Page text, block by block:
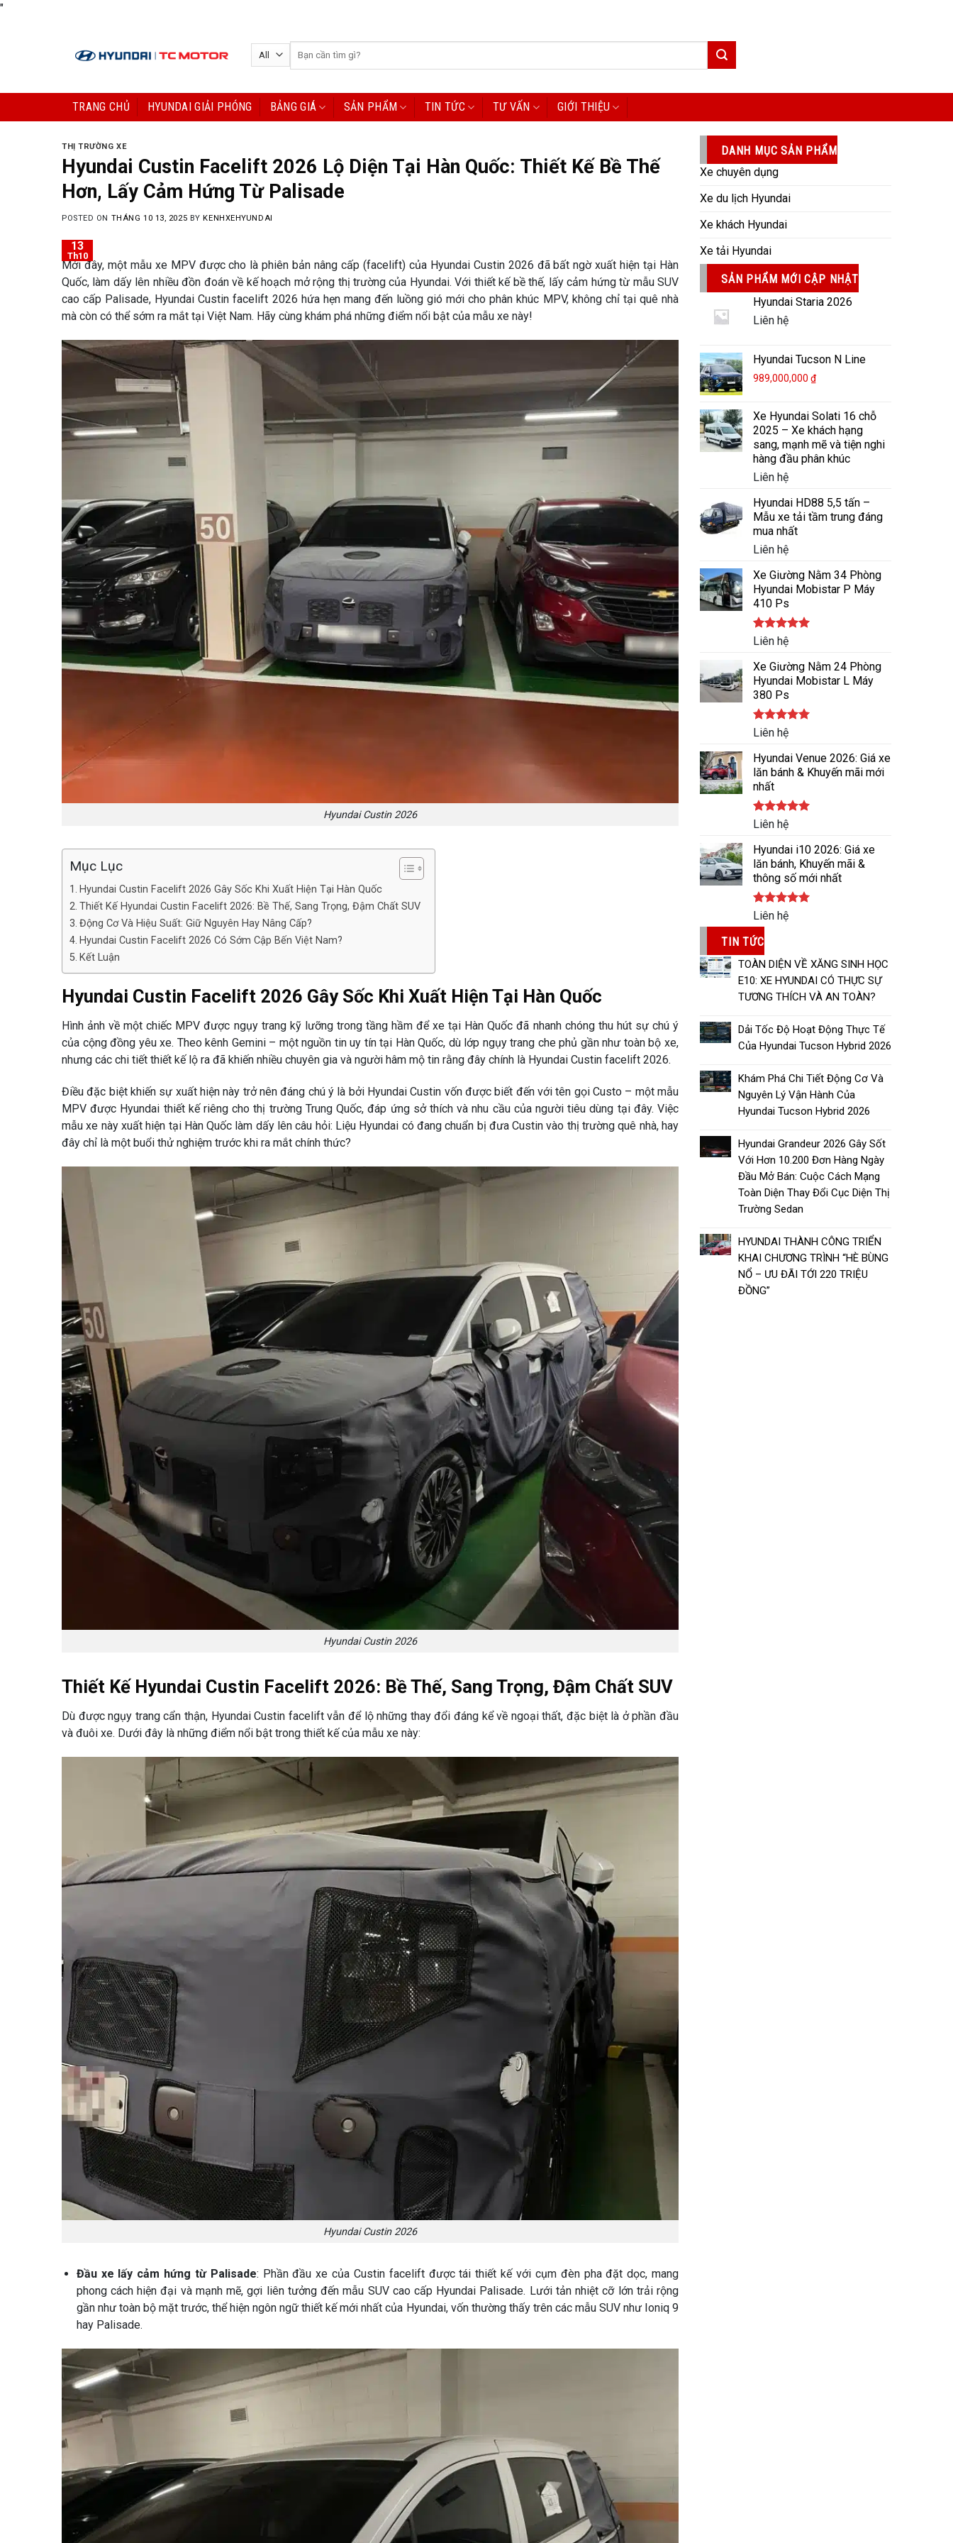
"Skip
Tìm
kiếm:
TRANG CHỦ HYUNDAI GIẢI PHÓNG BẢNG GIÁ SẢN PHẨM TIN TỨC TƯ VẤN GIỚI THIỆU
THỊ TRƯỜNG XE
Hyundai Custin Facelift 2026 Lộ Diện Tại Hàn Quốc: Thiết Kế Bề Thế
Hơn, Lấy Cảm Hứng Từ Palisade
POSTED ON THÁNG 10 13, 2025 BY KENHXEHYUNDAI
13
Th10
Mới đây, một mẫu xe MPV được cho là phiên bản nâng cấp (facelift) của Hyundai Custin 2026 đã bất ngờ xuất hiện tại Hàn
Quốc, làm dấy lên nhiều đồn đoán về kế hoạch mở rộng thị trường của Hyundai. Với thiết kế bề thế, lấy cảm hứng từ mẫu SUV
cao cấp Palisade, Hyundai Custin facelift 2026 hứa hẹn mang đến luồng gió mới cho phân khúc MPV, không chỉ tại quê nhà
mà còn có thể sớm ra mắt tại Việt Nam. Hãy cùng khám phá những điểm nổi bật của mẫu xe này!
Hyundai Custin 2026
Mục Lục
Hyundai Custin Facelift 2026 Gây Sốc Khi Xuất Hiện Tại Hàn Quốc
Thiết Kế Hyundai Custin Facelift 2026: Bề Thế, Sang Trọng, Đậm Chất SUV
Động Cơ Và Hiệu Suất: Giữ Nguyên Hay Nâng Cấp?
Hyundai Custin Facelift 2026 Có Sớm Cập Bến Việt Nam?
Kết Luận
Hyundai Custin Facelift 2026 Gây Sốc Khi Xuất Hiện Tại Hàn Quốc
Hình ảnh về một chiếc MPV được ngụy trang kỹ lưỡng trong tầng hầm để xe tại Hàn Quốc đã nhanh chóng thu hút sự chú ý
của cộng đồng yêu xe. Theo kênh Gemini – một nguồn tin uy tín tại Hàn Quốc, dù lớp ngụy trang che phủ gần như toàn bộ xe,
nhưng các chi tiết thiết kế lộ ra đã khiến nhiều chuyên gia và người hâm mộ tin rằng đây chính là Hyundai Custin facelift 2026.
Điều đặc biệt khiến sự xuất hiện này trở nên đáng chú ý là bởi Hyundai Custin vốn được biết đến với tên gọi Custo – một mẫu
MPV được Hyundai thiết kế riêng cho thị trường Trung Quốc, đáp ứng sở thích và nhu cầu của người tiêu dùng tại đây. Việc
mẫu xe này xuất hiện tại Hàn Quốc làm dấy lên câu hỏi: Liệu Hyundai có đang chuẩn bị đưa Custin vào thị trường quê nhà, hay
đây chỉ là một buổi thử nghiệm trước khi ra mắt chính thức?
Hyundai Custin 2026
Thiết Kế Hyundai Custin Facelift 2026: Bề Thế, Sang Trọng, Đậm Chất SUV
Dù được ngụy trang cẩn thận, Hyundai Custin facelift vẫn để lộ những thay đổi đáng kể về ngoại thất, đặc biệt là ở phần đầu
và đuôi xe. Dưới đây là những điểm nổi bật trong thiết kế của mẫu xe này:
Hyundai Custin 2026
Đầu xe lấy cảm hứng từ Palisade: Phần đầu xe của Custin facelift được tái thiết kế với cụm đèn pha đặt dọc, mang
phong cách hiện đại và mạnh mẽ, gợi liên tưởng đến mẫu SUV cao cấp Hyundai Palisade. Lưới tản nhiệt cỡ lớn trải rộng
gần như toàn bộ mặt trước, thể hiện ngôn ngữ thiết kế mới nhất của Hyundai, vốn thường thấy trên các mẫu SUV như Ioniq 9
hay Palisade.
DANH MỤC SẢN PHẨM
Xe chuyên dụng
Xe du lịch Hyundai
Xe khách Hyundai
Xe tải Hyundai
SẢN PHẨM MỚI CẬP NHẬT
Hyundai Staria 2026
Liên hệ
Hyundai Tucson N Line
989,000,000 ₫
Xe Hyundai Solati 16 chỗ
2025 – Xe khách hạng
sang, mạnh mẽ và tiện nghi
hàng đầu phân khúc
Liên hệ
Hyundai HD88 5,5 tấn –
Mẫu xe tải tầm trung đáng
mua nhất
Liên hệ
Xe Giường Nằm 34 Phòng
Hyundai Mobistar P Máy
410 Ps
Được xếp
5.00
5 sao
Liên hệ
Xe Giường Nằm 24 Phòng
Hyundai Mobistar L Máy
380 Ps
Được xếp
5.00
5 sao
Liên hệ
Hyundai Venue 2026: Giá xe
lăn bánh & Khuyến mãi mới
nhất
Được xếp
5.00
5 sao
Liên hệ
Hyundai i10 2026: Giá xe
lăn bánh, Khuyến mãi &
thông số mới nhất
Được xếp
hạng
5.00
5 sao
Liên hệ
TIN TỨC
TOÀN DIỆN VỀ XĂNG SINH HỌC
E10: XE HYUNDAI CÓ THỰC SỰ
TƯƠNG THÍCH VÀ AN TOÀN?
Dải Tốc Độ Hoạt Động Thực Tế
Của Hyundai Tucson Hybrid 2026
Khám Phá Chi Tiết Động Cơ Và
Nguyên Lý Vận Hành Của
Hyundai Tucson Hybrid 2026
Hyundai Grandeur 2026 Gây Sốt
Với Hơn 10.200 Đơn Hàng Ngày
Đầu Mở Bán: Cuộc Cách Mạng
Toàn Diện Thay Đổi Cục Diện Thị
Trường Sedan
HYUNDAI THÀNH CÔNG TRIỂN
KHAI CHƯƠNG TRÌNH “HÈ BÙNG
NỔ – ƯU ĐÃI TỚI 220 TRIỆU
ĐỒNG”